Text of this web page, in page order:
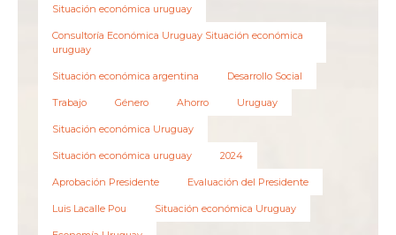
Situación económica uruguay
Consultoría Económica Uruguay Situación económica
uruguay
Situación económica argentina Desarrollo Social
Trabajo Género Ahorro Uruguay
Situación económica Uruguay
Situación económica uruguay 2024
Aprobación Presidente Evaluación del Presidente
Luis Lacalle Pou Situación económica Uruguay